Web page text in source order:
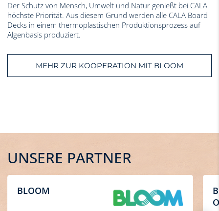
Der Schutz von Mensch, Umwelt und Natur genießt bei CALA
höchste Priorität. Aus diesem Grund werden alle CALA Board
Decks in einem thermoplastischen Produktionsprozess auf
Algenbasis produziert.
MEHR ZUR KOOPERATION MIT BLOOM
UNSERE PARTNER
BLOOM